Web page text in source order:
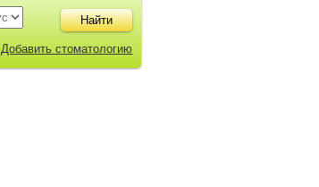
Добавить стоматологию